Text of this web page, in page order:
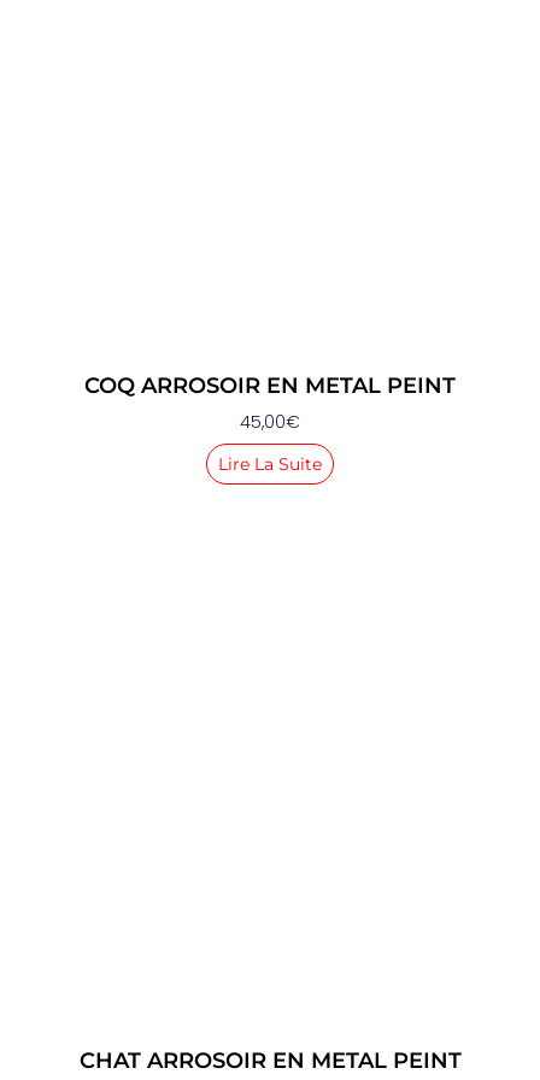
COQ ARROSOIR EN METAL PEINT
45,00€
Lire La Suite
CHAT ARROSOIR EN METAL PEINT